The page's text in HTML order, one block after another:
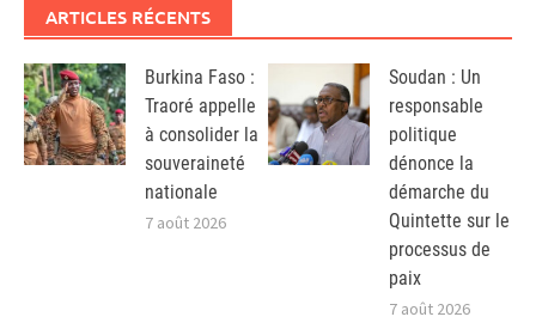
ARTICLES RÉCENTS
Burkina Faso :
Traoré appelle
à consolider la
souveraineté
nationale
7 août 2026
Soudan : Un
responsable
politique
dénonce la
démarche du
Quintette sur le
processus de
paix
7 août 2026